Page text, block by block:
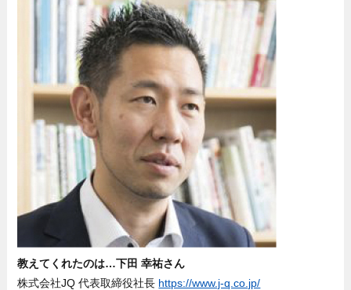
教えてくれたのは…下田 幸祐さん
株式会社JQ 代表取締役社長 https://www.j-q.co.jp/